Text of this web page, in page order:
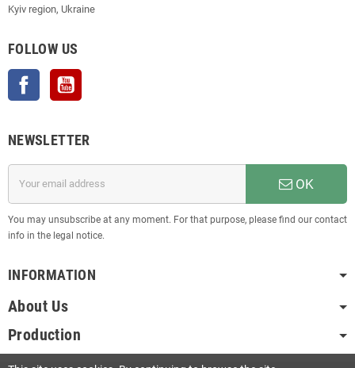
Kyiv region, Ukraine
FOLLOW US
Facebook
NEWSLETTER
OK
You may unsubscribe at any moment. For that purpose, please find our contact
info in the legal notice.
INFORMATION
About Us
Production